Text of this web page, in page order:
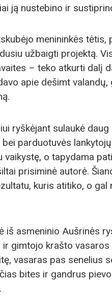
ją nustebino ir
menininkės tėtis,
užbaigti projektą.
– teko atkurti dalį
apie dešimt
ryškėjant sulaukė
parduotuvės
vaikystę, o tapydama
prisiminė autorė.
kuris atitiko, o gal
iš asmeninio Aušrinės
gimtojo krašto
vasaras pas senelius
bites ir gandrus